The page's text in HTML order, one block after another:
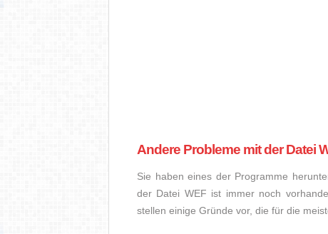
Andere Probleme mit der Datei
Sie haben eines der Programme
der Datei WEF ist immer noch
stellen einige Gründe vor, die für die